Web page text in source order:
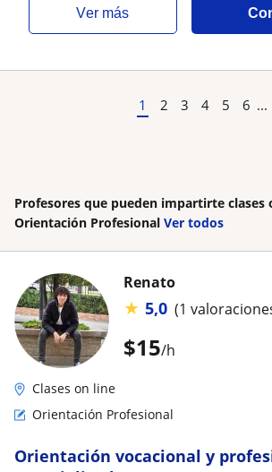
ver más
1 2 3 4 5 6 ...
Profesores que pueden impartirte clases
Orientación Profesional Ver todos
$15/h
Renato
★ 5,0 (1
Clases on line
Orientación Profesional
Orientación vocacional y